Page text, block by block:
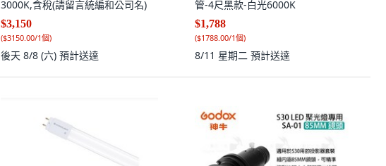
3000K,含稅(請留言統編和公司名)
$3,150
($3150.00/1個)
後天 8/8 (六) 預計送達
管-4尺黑款-白光6000K
$1,788
($1788.00/1個)
8/11 星期二 預計送達